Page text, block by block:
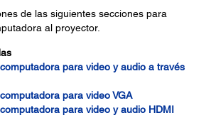
de las siguientes secciones para
al proyector.
para video y audio a través
para video VGA
para video y audio HDMI